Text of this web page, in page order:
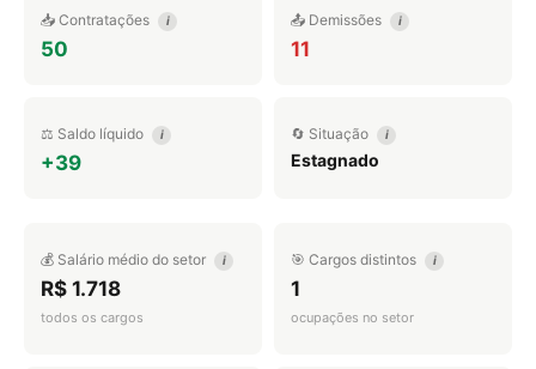
📥 Contratações i
50
📤 Demissões i
11
⚖️ Saldo líquido i
+39
🔄 Situação i
Estagnado
💰 Salário médio do setor i
R$ 1.718
todos os cargos
🎯 Cargos distintos i
1
ocupações no setor